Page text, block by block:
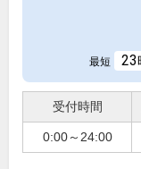
最短 23
受付時間
0:00～24:00